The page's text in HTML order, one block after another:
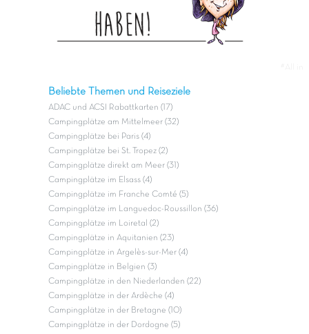
Beliebte Themen und Reiseziele
ADAC und ACSI Rabattkarten (17)
Campingplätze am Mittelmeer (32)
Campingplätze bei Paris (4)
Campingplätze bei St. Tropez (2)
Campingplätze direkt am Meer (31)
Campingplätze im Elsass (4)
Campingplätze im Franche Comté (5)
Campingplätze im Languedoc-Roussillon (36)
Campingplätze im Loiretal (2)
Campingplätze in Aquitanien (23)
Campingplätze in Argelès-sur-Mer (4)
Campingplätze in Belgien (3)
Campingplätze in den Niederlanden (22)
Campingplätze in der Ardèche (4)
Campingplätze in der Bretagne (10)
Campingplätze in der Dordogne (5)